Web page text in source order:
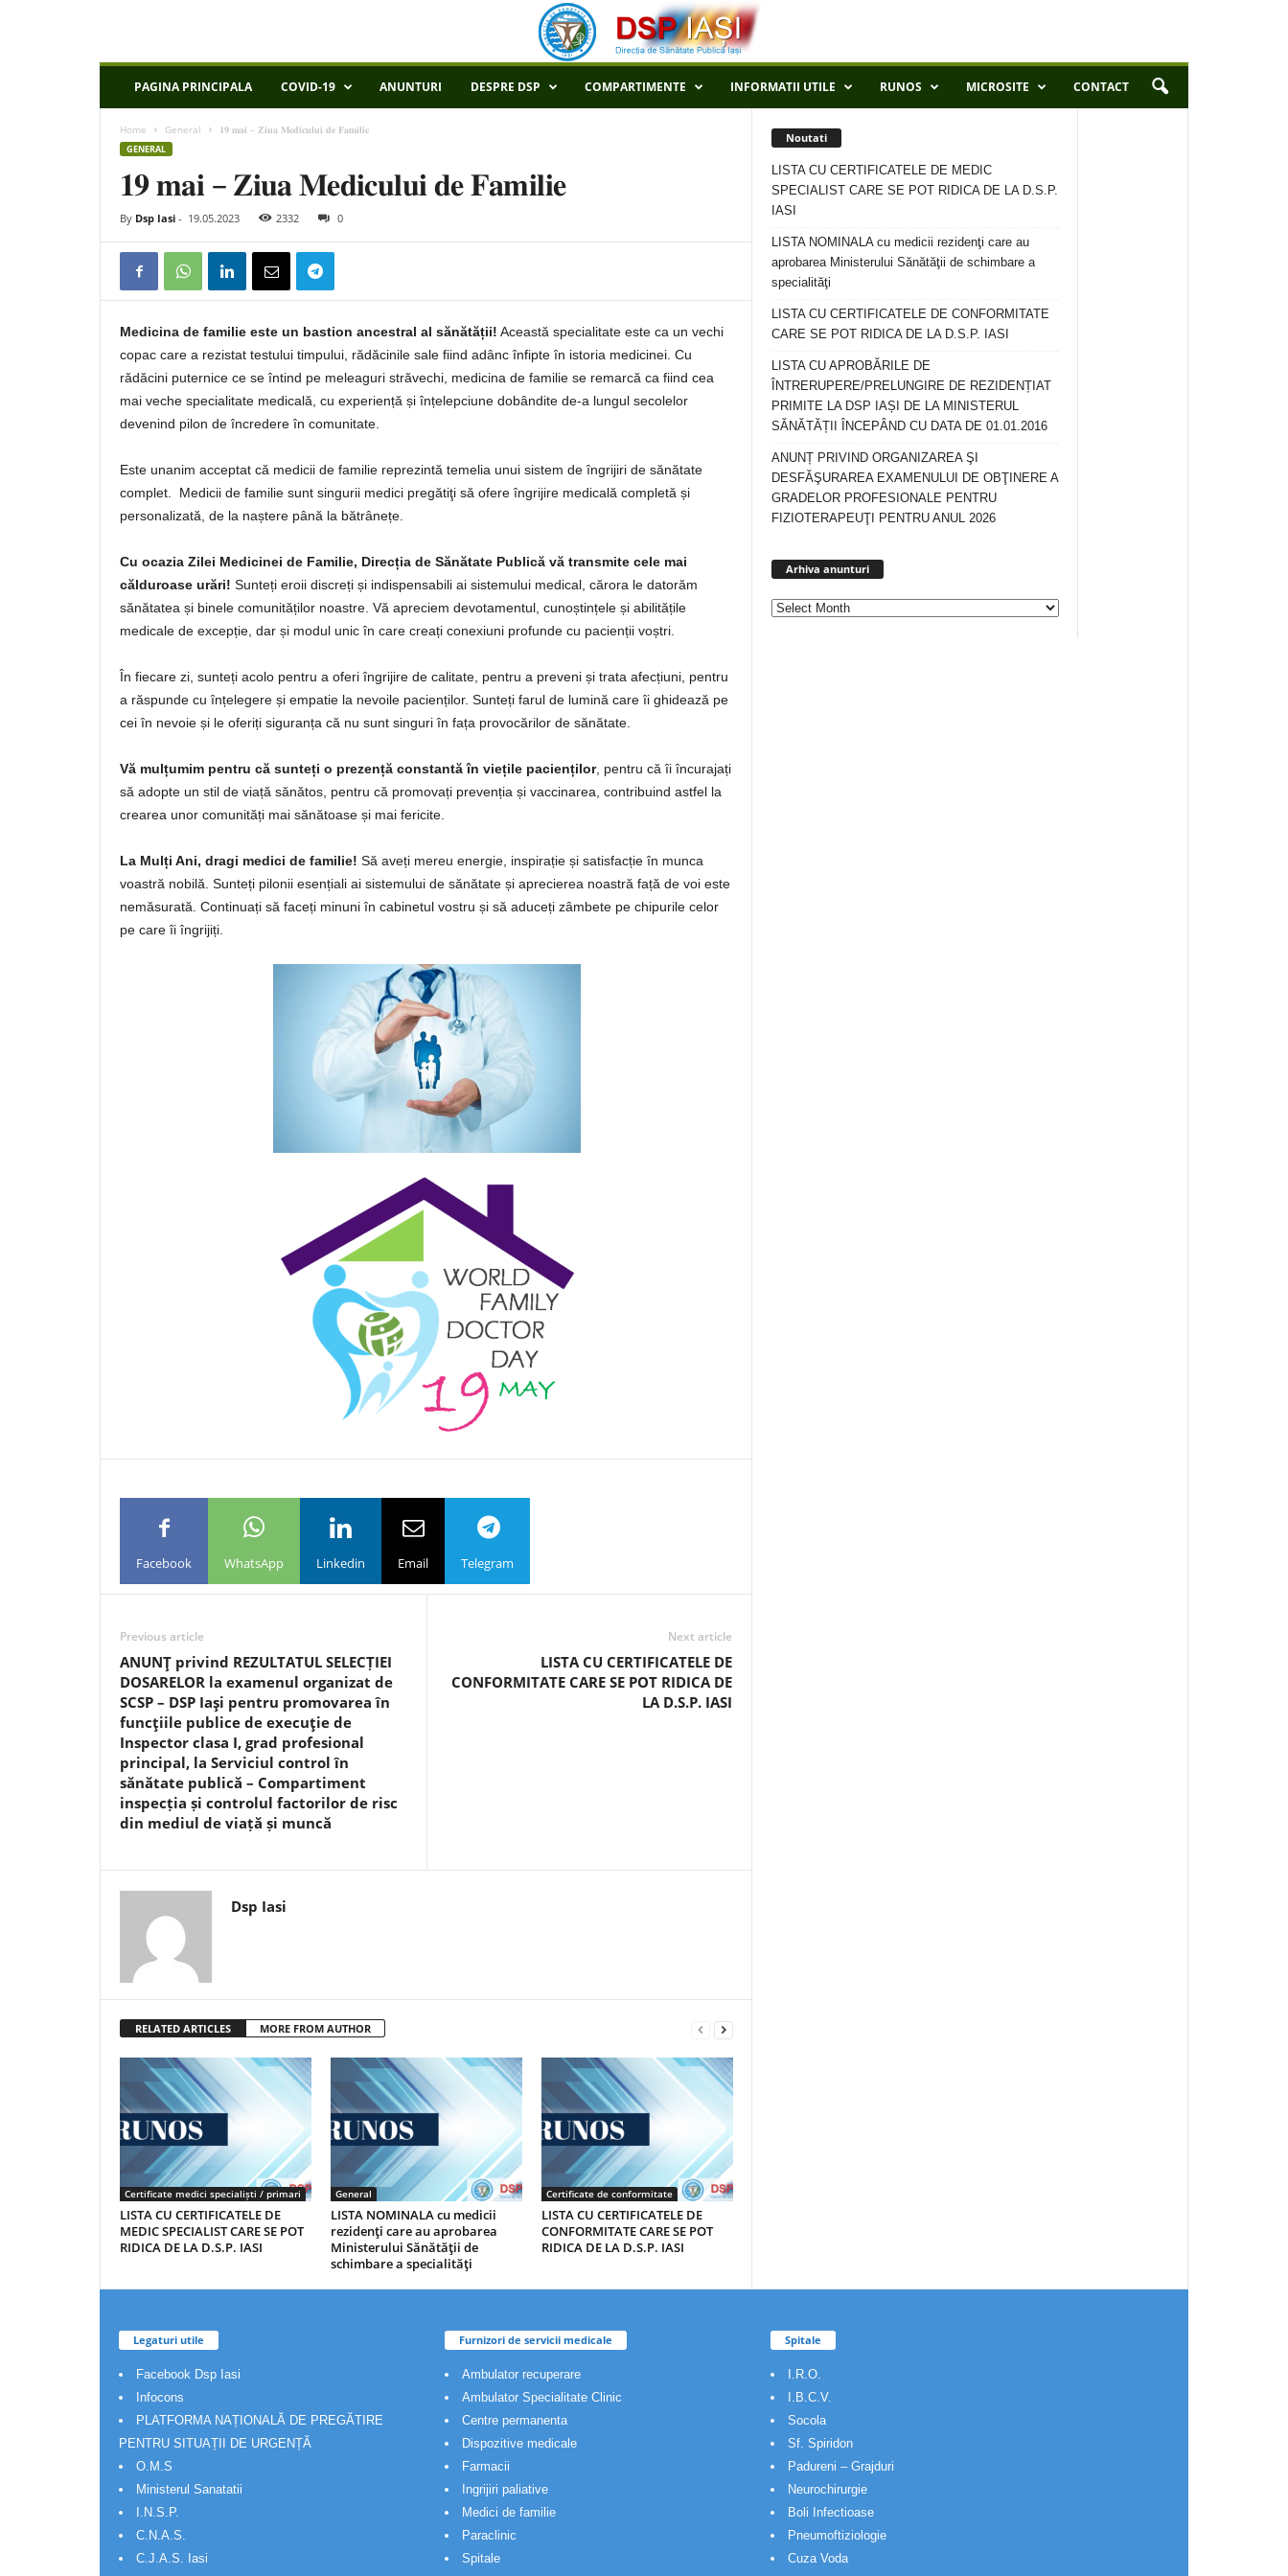
P
PAGINA PRINCIPALA COVID-19 ANUNTURI DESPRE DSP COMPARTIMENTE INFORMATII UTILE RUNOS MICROSITE CONTACT
Home General 𝟏𝟗 𝐦𝐚𝐢 – 𝐙𝐢𝐮𝐚 𝐌𝐞𝐝𝐢𝐜𝐮𝐥𝐮𝐢 𝐝𝐞 𝐅𝐚𝐦𝐢𝐥𝐢𝐞
GENERAL
𝟏𝟗 𝐦𝐚𝐢 – 𝐙𝐢𝐮𝐚 𝐌𝐞𝐝𝐢𝐜𝐮𝐥𝐮𝐢 𝐝𝐞 𝐅𝐚𝐦𝐢𝐥𝐢𝐞
By Dsp Iasi - 19.05.2023 2332 0
Medicina de familie este un bastion ancestral al sănătății! Această specialitate este ca un vechi
copac care a rezistat testului timpului, rădăcinile sale fiind adânc înfipte în istoria medicinei. Cu
rădăcini puternice ce se întind pe meleaguri străvechi, medicina de familie se remarcă ca fiind cea
mai veche specialitate medicală, cu experiență și înțelepciune dobândite de-a lungul secolelor
devenind pilon de încredere în comunitate.
Este unanim acceptat că medicii de familie reprezintă temelia unui sistem de îngrijiri de sănătate
complet. Medicii de familie sunt singurii medici pregătiţi să ofere îngrijire medicală completă și
personalizată, de la naștere până la bătrânețe.
Cu ocazia Zilei Medicinei de Familie, Direcția de Sănătate Publică vă transmite cele mai
călduroase urări! Sunteți eroii discreți și indispensabili ai sistemului medical, cărora le datorăm
sănătatea și binele comunităților noastre. Vă apreciem devotamentul, cunoștințele și abilitățile
medicale de excepție, dar și modul unic în care creați conexiuni profunde cu pacienții voștri.
În fiecare zi, sunteți acolo pentru a oferi îngrijire de calitate, pentru a preveni și trata afecțiuni, pentru
a răspunde cu înțelegere și empatie la nevoile pacienților. Sunteți farul de lumină care îi ghidează pe
cei în nevoie și le oferiți siguranța că nu sunt singuri în fața provocărilor de sănătate.
Vă mulțumim pentru că sunteți o prezență constantă în viețile pacienților, pentru că îi încurajați
să adopte un stil de viață sănătos, pentru că promovați prevenția și vaccinarea, contribuind astfel la
crearea unor comunități mai sănătoase și mai fericite.
La Mulți Ani, dragi medici de familie! Să aveți mereu energie, inspirație și satisfacție în munca
voastră nobilă. Sunteți pilonii esențiali ai sistemului de sănătate și aprecierea noastră față de voi este
nemăsurată. Continuați să faceți minuni în cabinetul vostru și să aduceți zâmbete pe chipurile celor
pe care îi îngrijiți.
Facebook WhatsApp Linkedin Email Telegram
Previous article
ANUNŢ privind REZULTATUL SELECȚIEI
DOSARELOR la examenul organizat de
SCSP – DSP Iaşi pentru promovarea în
funcţiile publice de execuţie de
Inspector clasa I, grad profesional
principal, la Serviciul control în
sănătate publică – Compartiment
inspecția și controlul factorilor de risc
din mediul de viață și muncă
Next article
LISTA CU CERTIFICATELE DE
CONFORMITATE CARE SE POT RIDICA DE
LA D.S.P. IASI
Dsp Iasi
RELATED ARTICLES MORE FROM AUTHOR
Certificate medici specialiști / primari
LISTA CU CERTIFICATELE DE
MEDIC SPECIALIST CARE SE POT
RIDICA DE LA D.S.P. IASI
General
LISTA NOMINALA cu medicii
rezidenţi care au aprobarea
Ministerului Sănătăţii de
schimbare a specialităţi
Certificate de conformitate
LISTA CU CERTIFICATELE DE
CONFORMITATE CARE SE POT
RIDICA DE LA D.S.P. IASI
Noutati
LISTA CU CERTIFICATELE DE MEDIC
SPECIALIST CARE SE POT RIDICA DE LA D.S.P.
IASI
LISTA NOMINALA cu medicii rezidenţi care au
aprobarea Ministerului Sănătăţii de schimbare a
specialităţi
LISTA CU CERTIFICATELE DE CONFORMITATE
CARE SE POT RIDICA DE LA D.S.P. IASI
LISTA CU APROBĂRILE DE
ÎNTRERUPERE/PRELUNGIRE DE REZIDENȚIAT
PRIMITE LA DSP IAȘI DE LA MINISTERUL
SĂNĂTĂȚII ÎNCEPÂND CU DATA DE 01.01.2016
ANUNȚ PRIVIND ORGANIZAREA ŞI
DESFĂŞURAREA EXAMENULUI DE OBŢINERE A
GRADELOR PROFESIONALE PENTRU
FIZIOTERAPEUŢI PENTRU ANUL 2026
Arhiva anunturi
Legaturi utile
Facebook Dsp Iasi
Infocons
PLATFORMA NAȚIONALĂ DE PREGĂTIRE
PENTRU SITUAȚII DE URGENȚĂ
O.M.S
Ministerul Sanatatii
I.N.S.P.
C.N.A.S.
C.J.A.S. Iasi
Furnizori de servicii medicale
Ambulator recuperare
Ambulator Specialitate Clinic
Centre permanenta
Dispozitive medicale
Farmacii
Ingrijiri paliative
Medici de familie
Paraclinic
Spitale
Spitale
I.R.O.
I.B.C.V.
Socola
Sf. Spiridon
Padureni – Grajduri
Neurochirurgie
Boli Infectioase
Pneumoftiziologie
Cuza Voda